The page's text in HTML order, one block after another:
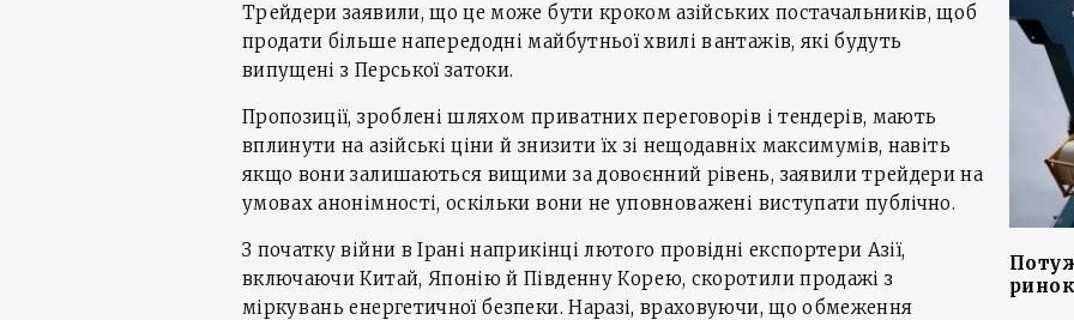
Трейдери заявили, що це може бути кроком азійських постачальників, щоб
продати більше напередодні майбутньої хвилі вантажів, які будуть
випущені з Перської затоки.
Пропозиції, зроблені шляхом приватних переговорів і тендерів, мають
вплинути на азійські ціни й знизити їх зі нещодавніх максимумів, навіть
якщо вони залишаються вищими за довоєнний рівень, заявили трейдери на
умовах анонімності, оскільки вони не уповноважені виступати публічно.
З початку війни в Ірані наприкінці лютого провідні експортери Азії,
включаючи Китай, Японію й Південну Корею, скоротили продажі з
міркувань енергетичної безпеки. Наразі, враховуючи, що обмеження